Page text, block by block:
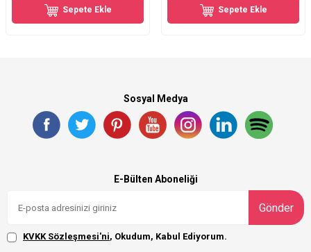
Sepete Ekle Sepete Ekle
Sosyal Medya
E-Bülten Aboneliği
Gönder
KVKK Sözleşmesi'ni, Okudum, Kabul Ediyorum.